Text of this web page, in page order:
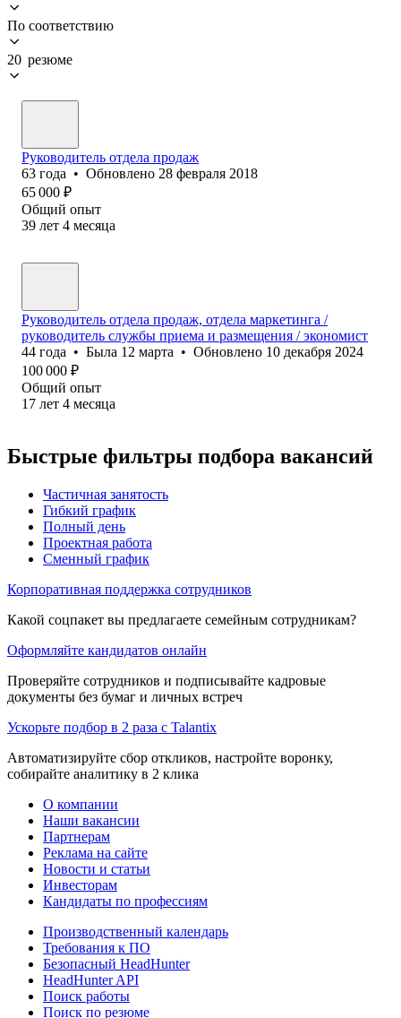
По соответствию
20 резюме
Руководитель отдела продаж
63 года • Обновлено 28 февраля 2018
65 000 ₽
Общий опыт
39 лет 4 месяца
Руководитель отдела продаж, отдела маркетинга /
руководитель службы приема и размещения / экономист
44 года • Была 12 марта • Обновлено 10 декабря 2024
100 000 ₽
Общий опыт
17 лет 4 месяца
Быстрые фильтры подбора вакансий
Частичная занятость
Гибкий график
Полный день
Проектная работа
Сменный график
Корпоративная поддержка сотрудников
Какой соцпакет вы предлагаете семейным сотрудникам?
Оформляйте кандидатов онлайн
Проверяйте сотрудников и подписывайте кадровые
документы без бумаг и личных встреч
Ускорьте подбор в 2 раза с Talantix
Автоматизируйте сбор откликов, настройте воронку,
собирайте аналитику в 2 клика
О компании
Наши вакансии
Партнерам
Реклама на сайте
Новости и статьи
Инвесторам
Кандидаты по профессиям
Производственный календарь
Требования к ПО
Безопасный HeadHunter
HeadHunter API
Поиск работы
Поиск по резюме